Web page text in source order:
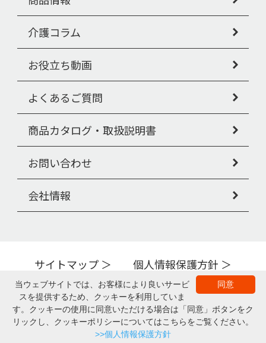
▲ページの上部へ
購入する カタログ・取説
介護コラム
お役立ち動画
よくあるご質問
商品カタログ・取扱説明書
お問い合わせ
会社情報
サイトマップ 個人情報保護方針
Copyright © PIGEON TAHIRA Corporation All Rights Reserved.
同意
当ウェブサイトでは、お客様により良いサービ
スを提供するため、クッキーを利用していま
す。クッキーの使用に同意いただける場合は「同意」ボタンをク
リックし、クッキーポリシーについてはこちらをご覧ください。
>>個人情報保護方針